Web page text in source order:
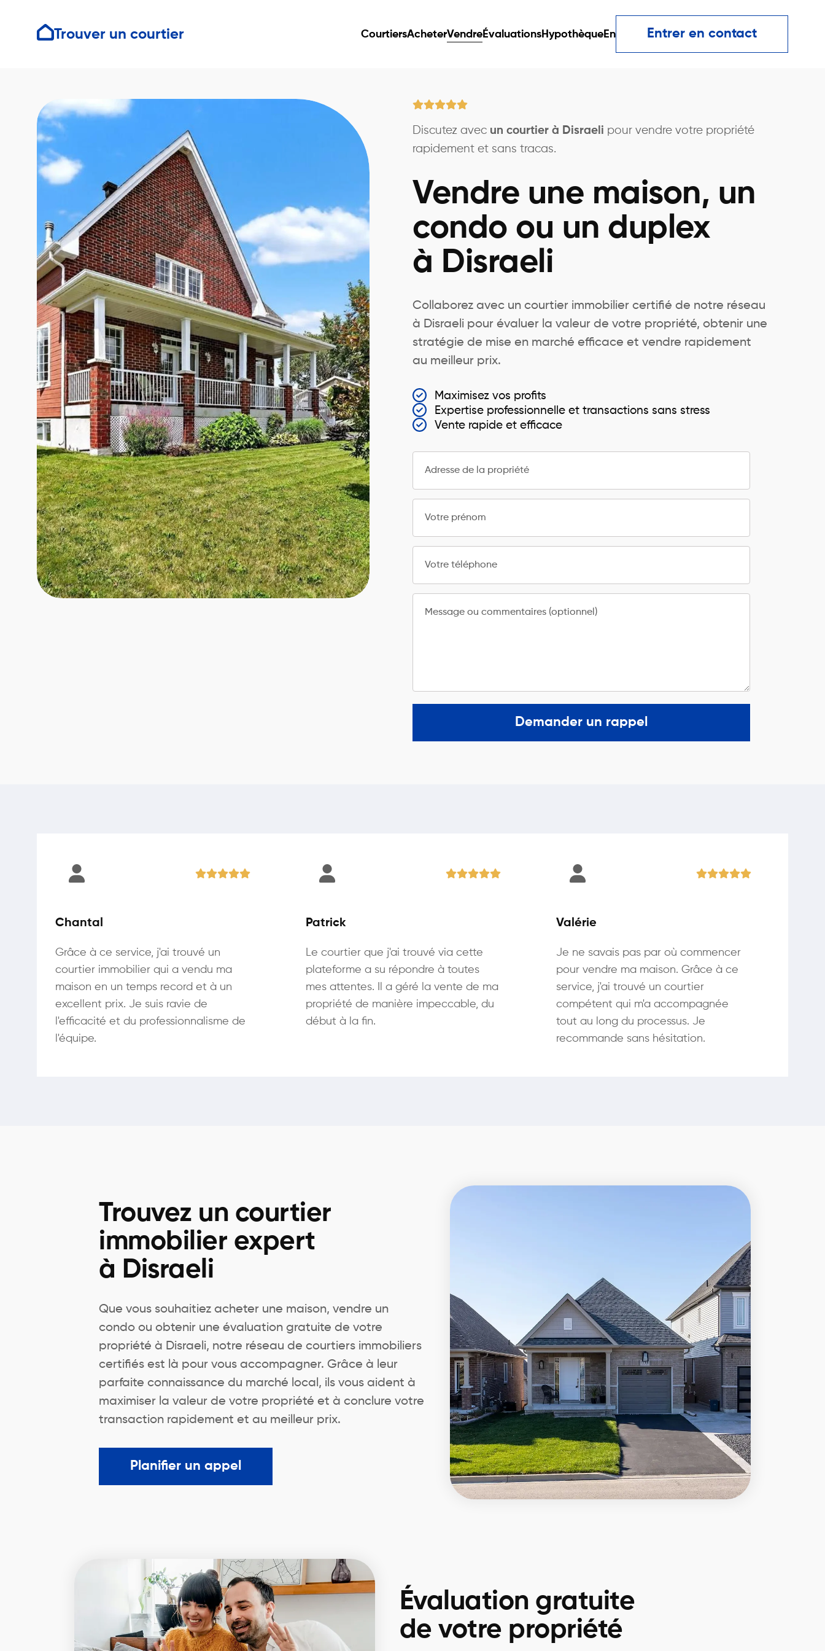
Trouver un courtier CourtiersAcheterVendreÉvaluationsHypothèqueEn Entrer en contact
Discutez avec un courtier à Disraeli pour vendre votre propriété
rapidement et sans tracas.
Vendre une maison, un
condo ou un duplex
à Disraeli
Collaborez avec un courtier immobilier certifié de notre réseau
à Disraeli pour évaluer la valeur de votre propriété, obtenir une
stratégie de mise en marché efficace et vendre rapidement
au meilleur prix.
Maximisez vos profits
Expertise professionnelle et transactions sans stress
Vente rapide et efficace
Adresse de la propriété
Votre prénom
Votre téléphone
Message ou commentaires (optionnel)
Demander un rappel
Chantal
Grâce à ce service, j'ai trouvé un
courtier immobilier qui a vendu ma
maison en un temps record et à un
excellent prix. Je suis ravie de
l'efficacité et du professionnalisme de
l'équipe.
Patrick
Le courtier que j'ai trouvé via cette
plateforme a su répondre à toutes
mes attentes. Il a géré la vente de ma
propriété de manière impeccable, du
début à la fin.
Valérie
Je ne savais pas par où commencer
pour vendre ma maison. Grâce à ce
service, j'ai trouvé un courtier
compétent qui m'a accompagnée
tout au long du processus. Je
recommande sans hésitation.
Trouvez un courtier
immobilier expert
à Disraeli
Que vous souhaitiez acheter une maison, vendre un
condo ou obtenir une évaluation gratuite de votre
propriété à Disraeli, notre réseau de courtiers immobiliers
certifiés est là pour vous accompagner. Grâce à leur
parfaite connaissance du marché local, ils vous aident à
maximiser la valeur de votre propriété et à conclure votre
transaction rapidement et au meilleur prix.
Planifier un appel
Évaluation gratuite
de votre propriété